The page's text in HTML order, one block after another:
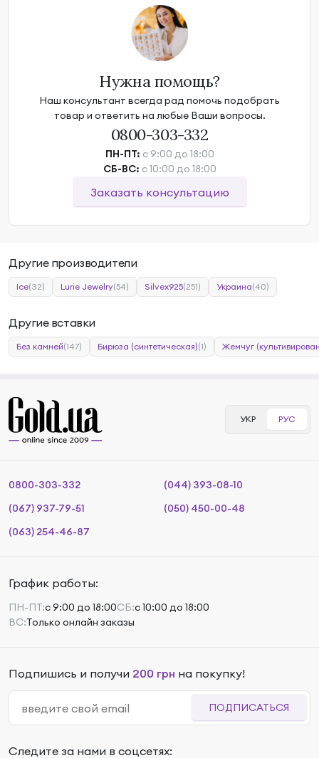
Нужна помощь?
Наш консультант всегда рад помочь подобрать
товар и ответить на любые Ваши вопросы.
0800-303-332
ПН-ПТ: с 9:00 до 18:00
СБ-ВС: с 10:00 до 18:00
Заказать консультацию
Другие производители
Ice(32) Lurie Jewelry(54) Silvex925(251) Украина(40)
Другие вставки
Без камней(147) Бирюза (синтетическая)(1) Жемчуг
УКР РУС
0800-303-332
(044) 393-08-10
(067) 937-79-51
(050) 450-00-48
(063) 254-46-87
График работы:
ПН-ПТ:с 9:00 до 18:00СБ:с 10:00 до 18:00
ВС:Только онлайн заказы
Подпишись и получи 200 грн на покупку!
ПОДПИСАТЬСЯ
Следите за нами в соцсетях: